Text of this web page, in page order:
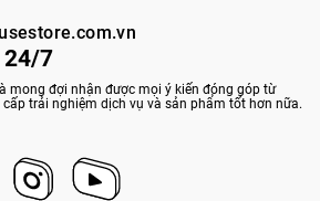
24/7
mong đợi nhận được mọi ý kiến đóng góp từ
trải nghiệm dịch vụ và sản phẩm tốt hơn nữa.